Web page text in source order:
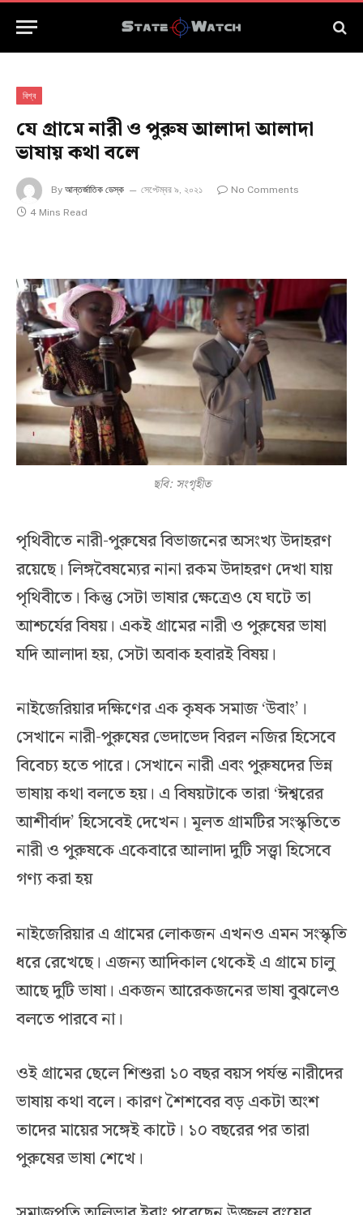
বিশ্ব
যে গ্রামে নারী ও পুরুষ আলাদা আলাদা
ভাষায় কথা বলে
By আন্তর্জাতিক ডেস্ক সেপ্টেম্বর ৯, ২০২১
No Comments
4 Mins Read
ছবি: সংগৃহীত
পৃথিবীতে নারী-পুরুষের বিভাজনের অসংখ্য উদাহরণ
রয়েছে। লিঙ্গবৈষম্যের নানা রকম উদাহরণ দেখা যায়
পৃথিবীতে। কিন্তু সেটা ভাষার ক্ষেত্রেও যে ঘটে তা
আশ্চর্যের বিষয়। একই গ্রামের নারী ও পুরুষের ভাষা
যদি আলাদা হয়, সেটা অবাক হবারই বিষয়।
নাইজেরিয়ার দক্ষিণের এক কৃষক সমাজ ‘উবাং’।
সেখানে নারী-পুরুষের ভেদাভেদ বিরল নজির হিসেবে
বিবেচ্য হতে পারে। সেখানে নারী এবং পুরুষদের ভিন্ন
ভাষায় কথা বলতে হয়। এ বিষয়টাকে তারা ‘ঈশ্বরের
আশীর্বাদ’ হিসেবেই দেখেন। মূলত গ্রামটির সংস্কৃতিতে
নারী ও পুরুষকে একেবারে আলাদা দুটি সত্ত্বা হিসেবে
গণ্য করা হয়
নাইজেরিয়ার এ গ্রামের লোকজন এখনও এমন সংস্কৃতি
ধরে রেখেছে। এজন্য আদিকাল থেকেই এ গ্রামে চালু
আছে দুটি ভাষা। একজন আরেকজনের ভাষা বুঝলেও
বলতে পারবে না।
ওই গ্রামের ছেলে শিশুরা ১০ বছর বয়স পর্যন্ত নারীদের
ভাষায় কথা বলে। কারণ শৈশবের বড় একটা অংশ
তাদের মায়ের সঙ্গেই কাটে। ১০ বছরের পর তারা
পুরুষের ভাষা শেখে।